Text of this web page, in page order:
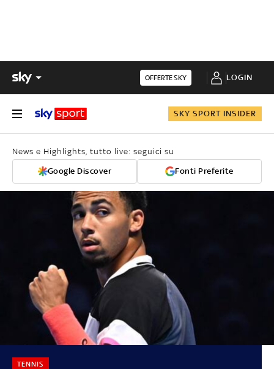
OFFERTE SKY LOGIN
SKY SPORT INSIDER
News e Highlights, tutto live: seguici su
Google Discover Fonti Preferite
TENNIS